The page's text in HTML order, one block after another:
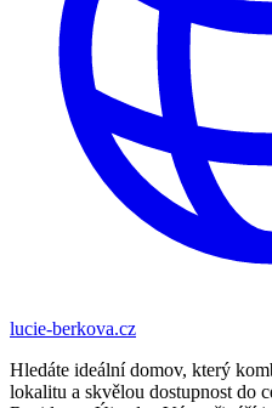
lucie-berkova.cz
Hledáte ideální domov, který
lokalitu a skvělou dostupnost do